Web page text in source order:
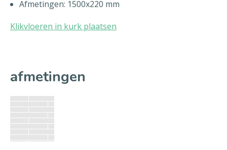
Afmetingen: 1500x220 mm
Klikvloeren in kurk plaatsen
afmetingen